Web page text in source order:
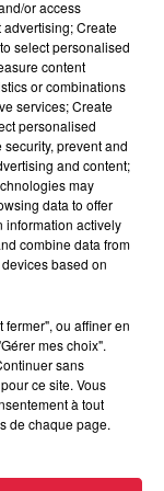
DE
POUR
: 30 octobre
or access
Create
select personalised
content
or combinations
services; Create
personalised
prevent and
and content;
may
data to offer
information actively
combine data from
based on
ou affiner en
mes choix".
sans
ce site. Vous
à tout
de chaque page.